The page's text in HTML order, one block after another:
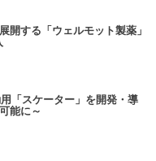
開する「ウェルモット製薬」
「スケーター」を開発・導
能に～